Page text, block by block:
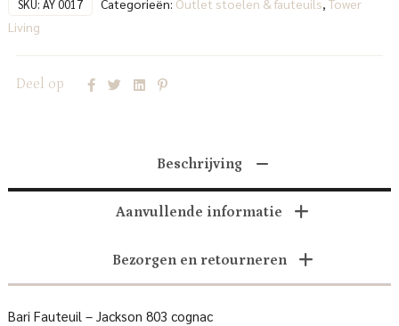
SKU: AY 0017
Living
Deel op
Beschrijving
Aanvullende informatie
Bezorgen en retourneren
Bari Fauteuil – Jackson 803 cognac